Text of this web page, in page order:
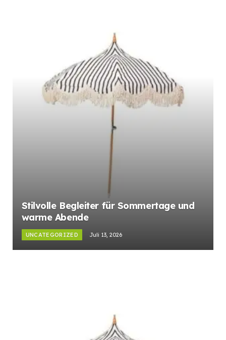
Stilvolle Begleiter für Sommertage und
warme Abende
UNCATEGORIZED Juli 13, 2026